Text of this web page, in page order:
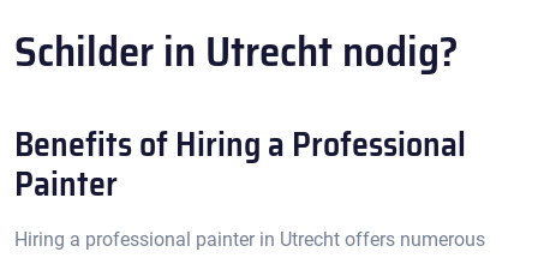
Schilder in Utrecht nodig?
Benefits of Hiring a Professional
Painter
Hiring a professional painter in Utrecht offers numerous